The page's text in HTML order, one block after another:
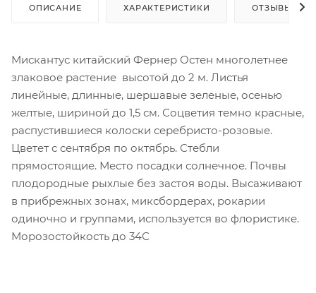
ОПИСАНИЕ ХАРАКТЕРИСТИКИ ОТЗЫВЫ
Мискантус китайский Фернер Остен многолетнее
злаковое растение высотой до 2 м. Листья
линейные, длинные, шершавые зеленые, осенью
желтые, шириной до 1,5 см. Соцветия темно красные,
распустившиеся колоски серебристо-розовые.
Цветет с сентября по октябрь. Стебли
прямостоящие. Место посадки солнечное. Почвы
плодородные рыхлые без застоя воды. Высаживают
в прибрежных зонах, миксбордерах, рокарии
одиночно и группами, используется во флористике.
Морозостойкость до 34С